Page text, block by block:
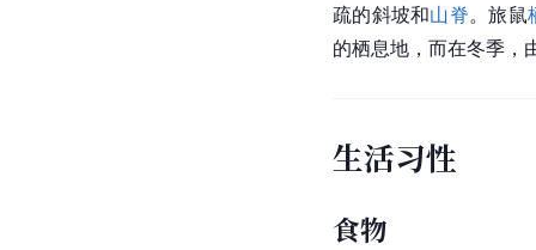
疏的斜坡和山脊。旅鼠
的栖息地，而在冬季，
生活习性
食物